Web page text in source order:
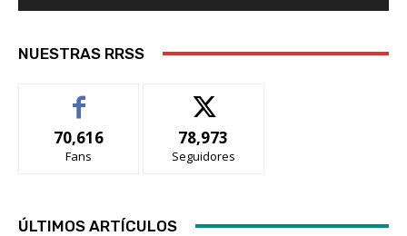
NUESTRAS RRSS
70,616
Fans
78,973
Seguidores
ÚLTIMOS ARTÍCULOS